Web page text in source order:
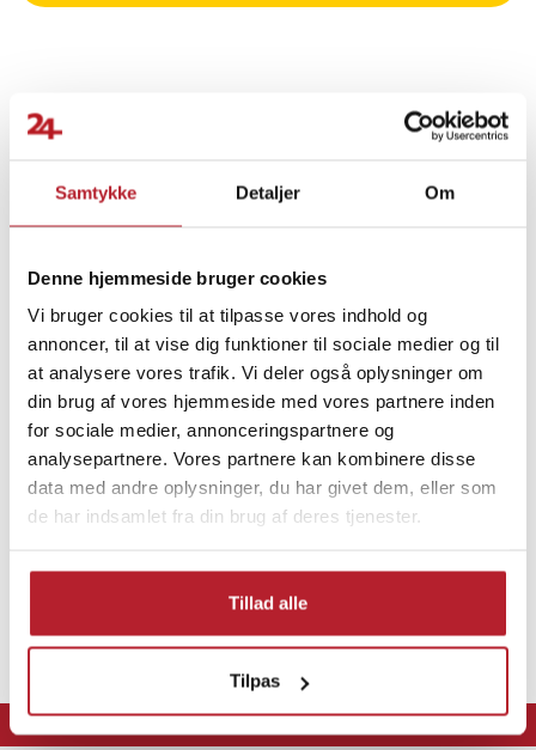
Samtykke Detaljer Om
Denne hjemmeside bruger cookies
Vi bruger cookies til at tilpasse vores indhold og
annoncer, til at vise dig funktioner til sociale medier og til
at analysere vores trafik. Vi deler også oplysninger om
din brug af vores hjemmeside med vores partnere inden
for sociale medier, annonceringspartnere og
analysepartnere. Vores partnere kan kombinere disse
data med andre oplysninger, du har givet dem, eller som
de har indsamlet fra din brug af deres tjenester.
Tillad alle
Tilpas
- Materiale: Polypropylen, NBR, stål, silikone
- Grøn: 6,8 kg
- Svart: 11,3 kg
- Anvendelse: Arme, bryst, skuldre, ryg og ben
- Egenskaber: Skridsikker, kompakt og holdbar
- Mål: Cirka 31,5 x 26 x 3,3 cm
- Andet: Emballage og manual på 24 sprog
Article number
Øvrige træningsprodukter Træningsudstyr
Øvrigt træningsudstyr Multitræning
⭐ 365 dages fortrydelsesret